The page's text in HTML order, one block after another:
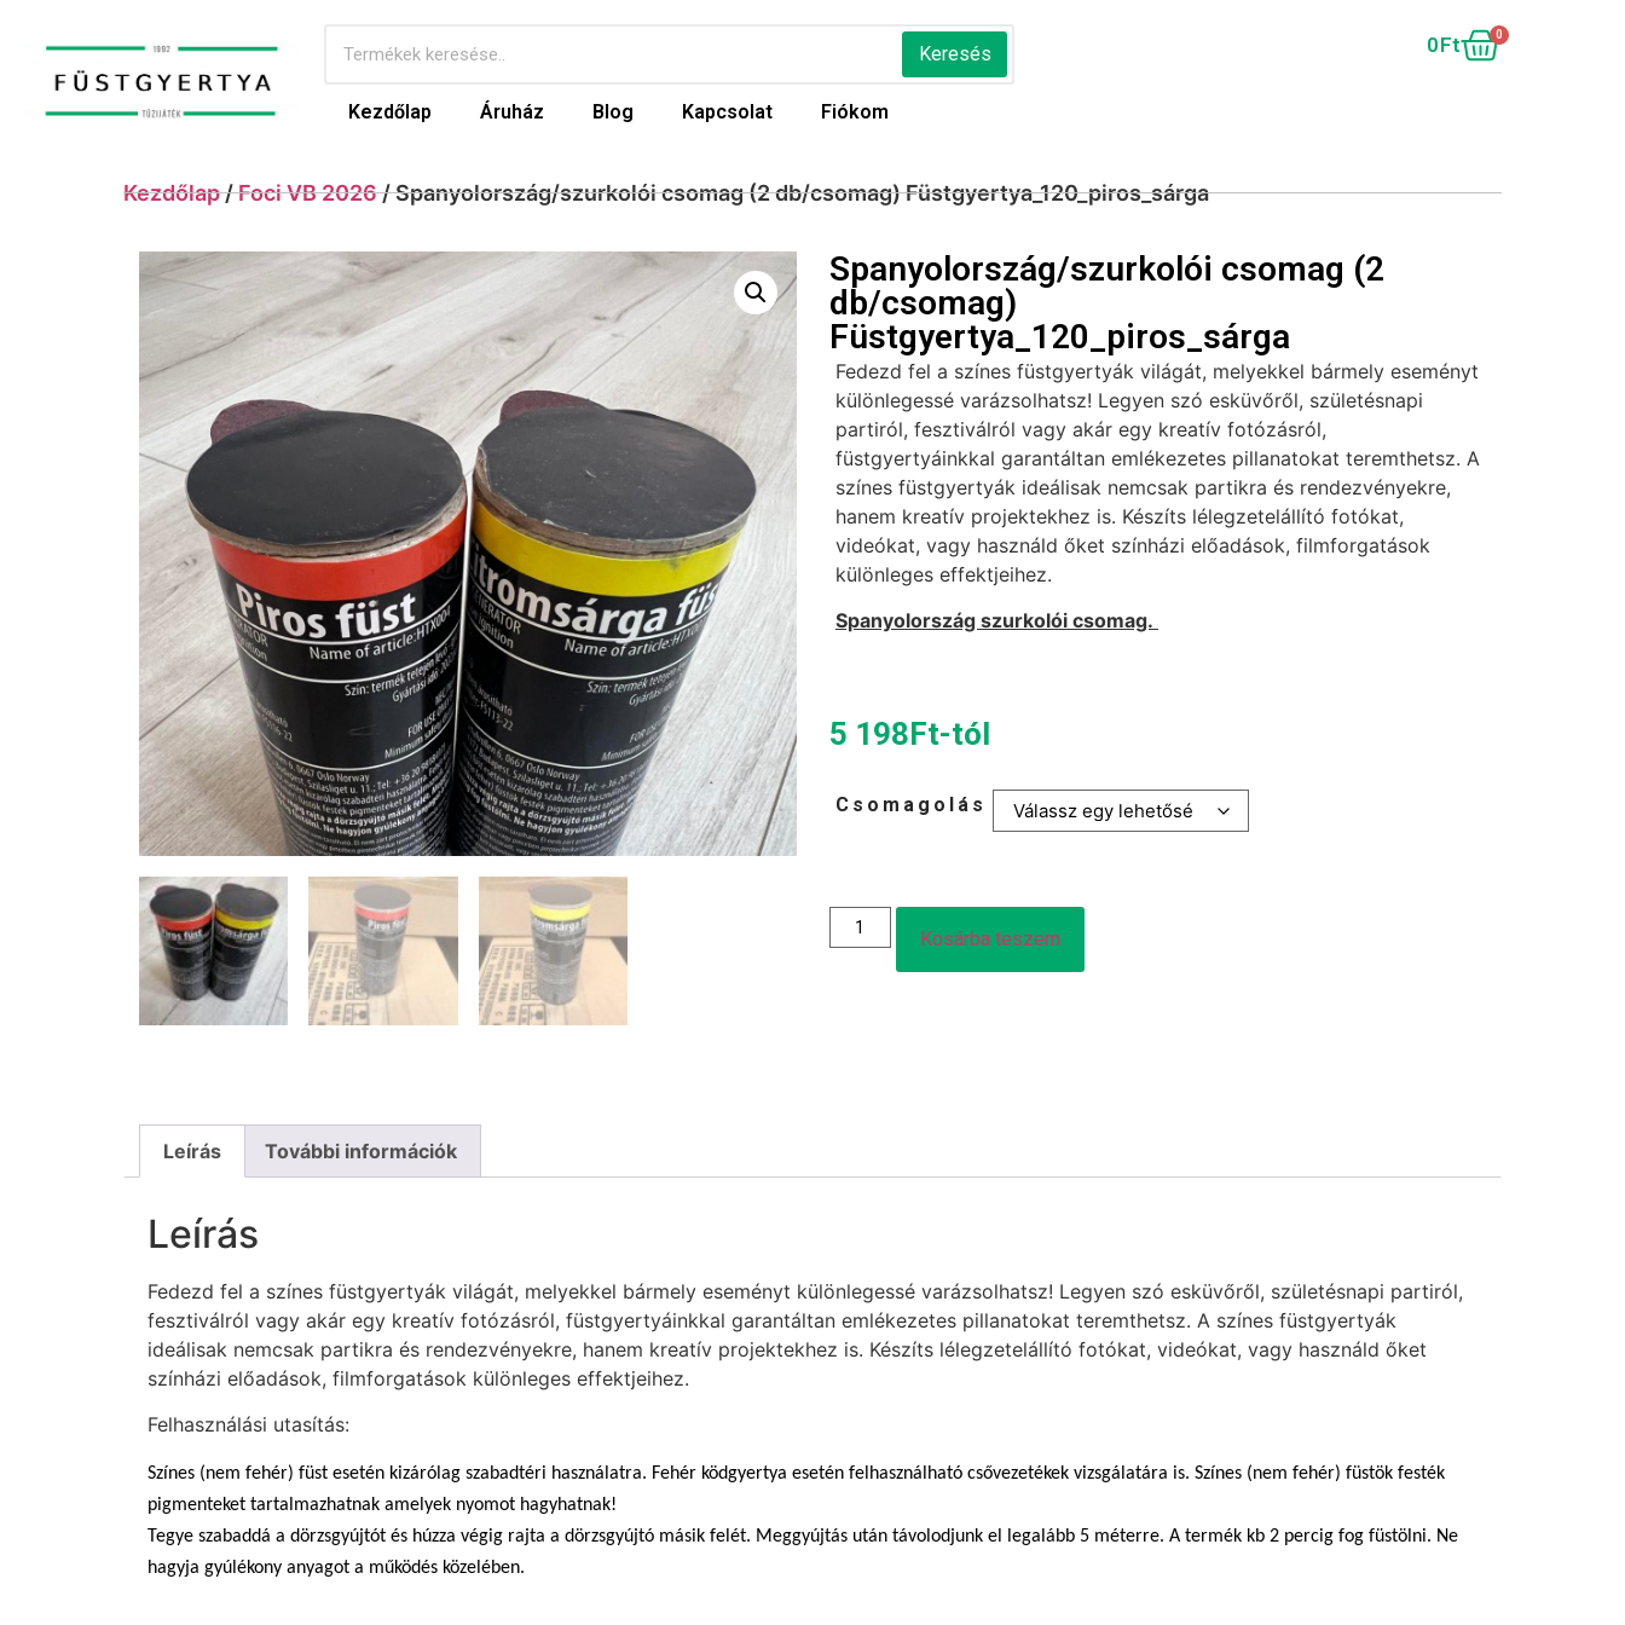
Keresés
Kezdőlap Áruház Blog Kapcsolat Fiókom
0Ft 0
Kezdőlap/Foci VB 2026/ Spanyolország/szurkolói csomag (2 db/csomag) Füstgyertya_120_piros_sárga
Spanyolország/szurkolói csomag (2
db/csomag)
Füstgyertya_120_piros_sárga
Fedezd fel a színes füstgyertyák világát, melyekkel bármely eseményt
különlegessé varázsolhatsz! Legyen szó esküvőről, születésnapi
partiról, fesztiválról vagy akár egy kreatív fotózásról,
füstgyertyáinkkal garantáltan emlékezetes pillanatokat teremthetsz. A
színes füstgyertyák ideálisak nemcsak partikra és rendezvényekre,
hanem kreatív projektekhez is. Készíts lélegzetelállító fotókat,
videókat, vagy használd őket színházi előadások, filmforgatások
különleges effektjeihez.
Spanyolország szurkolói csomag.
5 198Ft-tól
Csomagolás
Kosárba teszem
Leírás További információk
Leírás
Fedezd fel a színes füstgyertyák világát, melyekkel bármely eseményt különlegessé varázsolhatsz! Legyen szó esküvőről, születésnapi partiról,
fesztiválról vagy akár egy kreatív fotózásról, füstgyertyáinkkal garantáltan emlékezetes pillanatokat teremthetsz. A színes füstgyertyák
ideálisak nemcsak partikra és rendezvényekre, hanem kreatív projektekhez is. Készíts lélegzetelállító fotókat, videókat, vagy használd őket
színházi előadások, filmforgatások különleges effektjeihez.
Felhasználási utasítás:
Színes (nem fehér) füst esetén kizárólag szabadtéri használatra. Fehér ködgyertya esetén felhasználható csővezetékek vizsgálatára is. Színes (nem fehér) füstök festék
pigmenteket tartalmazhatnak amelyek nyomot hagyhatnak!
Tegye szabaddá a dörzsgyújtót és húzza végig rajta a dörzsgyújtó másik felét. Meggyújtás után távolodjunk el legalább 5 méterre. A termék kb 2 percig fog füstölni. Ne
hagyja gyúlékony anyagot a működés közelében.